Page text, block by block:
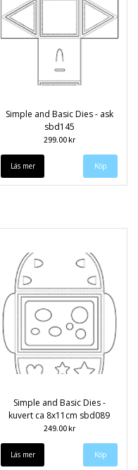
Simple and Basic Dies - ask
sbd145
299.00 kr
Läs mer
Simple and Basic Dies -
kuvert ca 8x11cm sbd089
249.00 kr
Läs mer